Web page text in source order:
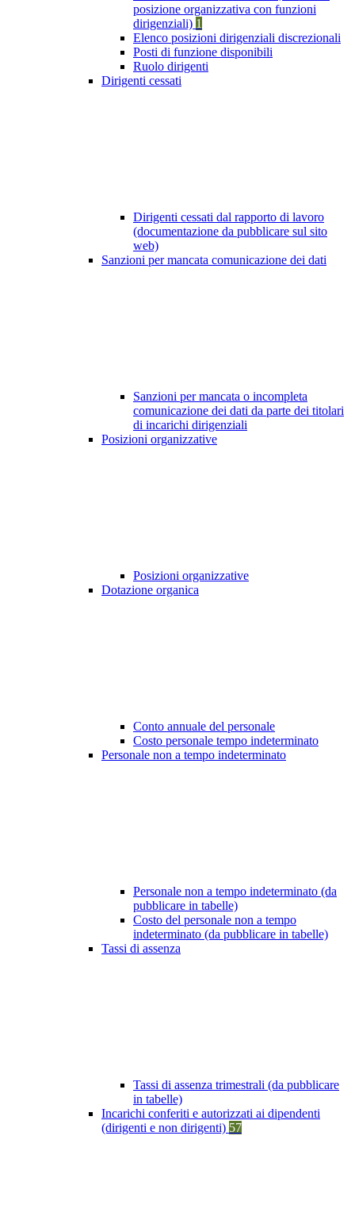
posizione organizzativa con funzioni
dirigenziali) 1
Elenco posizioni dirigenziali discrezionali
Posti di funzione disponibili
Ruolo dirigenti
Dirigenti cessati
Dirigenti cessati dal rapporto di lavoro
(documentazione da pubblicare sul sito
web)
Sanzioni per mancata comunicazione dei dati
Sanzioni per mancata o incompleta
comunicazione dei dati da parte dei titolari
di incarichi dirigenziali
Posizioni organizzative
Posizioni organizzative
Dotazione organica
Conto annuale del personale
Costo personale tempo indeterminato
Personale non a tempo indeterminato
Personale non a tempo indeterminato (da
pubblicare in tabelle)
Costo del personale non a tempo
indeterminato (da pubblicare in tabelle)
Tassi di assenza
Tassi di assenza trimestrali (da pubblicare
in tabelle)
Incarichi conferiti e autorizzati ai dipendenti
(dirigenti e non dirigenti) 57